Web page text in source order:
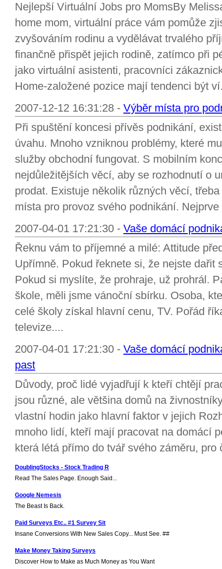
Nejlepší Virtuální Jobs pro MomsBy
home mom, virtuální práce vám pomůže
zvyšováním rodinu a vydělávat trvalého
finančně přispět jejich rodině, zatímco při
jako virtuální asistenti, pracovníci
Home-založené pozice mají tendenci být
2007-12-12 16:31:28 - Výběr místa pro
Při spuštění koncesi přívěs podnikání,
úvahu. Mnoho vzniknou problémy, které
služby obchodní fungovat. S mobilním
nejdůležitějších věcí, aby se rozhodnutí o
prodat. Existuje několik různých věcí,
místa pro provoz svého podnikání. Nejprve
2007-04-01 17:21:30 - Vaše domácí
Řeknu vám to příjemné a milé: Attitude
Upřímně. Pokud řeknete si, že nejste dařit
Pokud si myslíte, že prohraje, už prohrál.
škole, měli jsme vánoční sbírku. Osoba,
celé školy získal hlavní cenu, TV. Pořád
televize....
2007-04-01 17:21:30 - Vaše domácí
past
Důvody, proč lidé vyjadřují k kteří chtějí
jsou různé, ale většina domů na
vlastní hodin jako hlavní faktor v jejich
mnoho lidí, kteří mají pracovat na domácí
která létá přímo do tvář svého záměru, pro
DoublingStocks - Stock Trading R
Read The Sales Page. Enough Said...
Google Nemesis
The Beast Is Back.
Paid Surveys Etc.. #1 Survey Sit
Insane Conversions With New Sales Copy... Must See. ##
Make Money Taking Surveys
Discover How to Make as Much Money as You Want